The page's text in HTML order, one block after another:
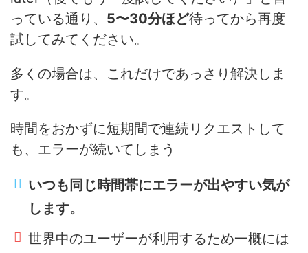
っている通り、 5〜30分ほど待ってから再度
試してみてください。
多くの場合は、これだけであっさり解決しま
す。
時間をおかずに短期間で連続リクエストして
も、エラーが続いてしまう
いつも同じ時間帯にエラーが出やすい気が
します。
世界中のユーザーが利用するため一概には